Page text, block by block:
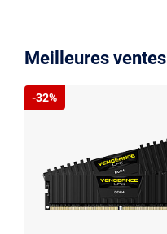
Meilleures ventes
-32%